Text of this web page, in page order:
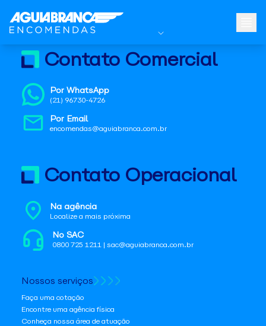
Contato Comercial
Por WhatsApp
(21) 96730-4726
Por Email
encomendas@aguiabranca.com.br
Contato Operacional
Na agência
Localize a mais próxima
No SAC
0800 725 1211 | sac@aguiabranca.com.br
Nossos serviços
Faça uma cotação
Encontre uma agência física
Conheça nossa área de atuação